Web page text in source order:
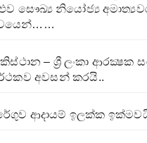
සෞඛ්‍ය නියෝජ්‍ය
– ශ්‍රී ලංකා ආරක්‍ෂක
අවසන් කරයි..
රේගුව ආදායම් ඉලක්ක